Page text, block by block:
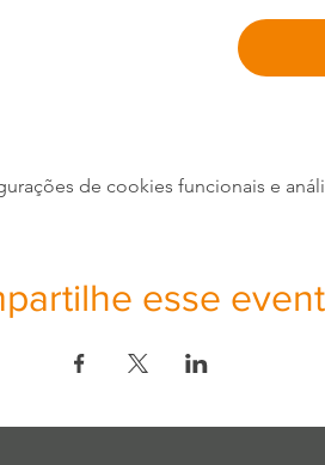
de cookies funcionais e
esse